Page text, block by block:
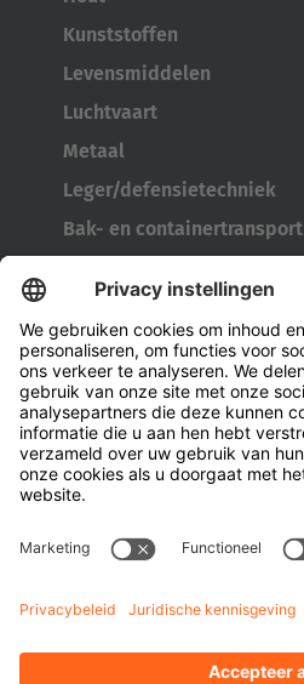
Kunststoffen
Levensmiddelen
Luchtvaart
Metaal
Leger/defensietechniek
Bak- en containertransport
Kabelhaspeltransporter
Deuren en ramen
Bedrijf
Over Hubtex
Duurzaamheid
Contactpersonen
Kennis